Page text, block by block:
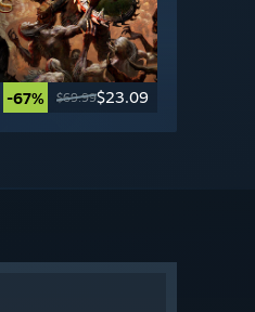
-67% $69.99$23.09